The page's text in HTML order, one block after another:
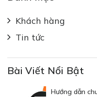
Khách hàng
Tin tức
Bài Viết Nổi Bật
Hướng dẫn